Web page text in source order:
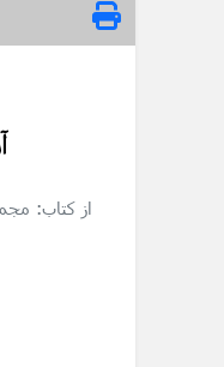
از کتاب: